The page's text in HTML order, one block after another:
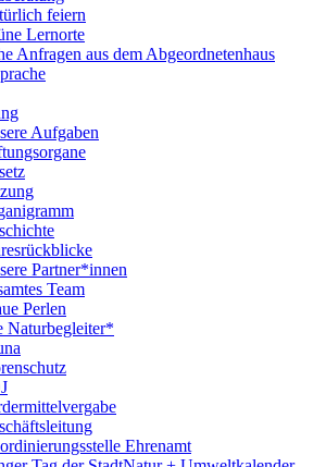
feiern
Lernorte
Anfragen aus dem Abgeordnetenhaus
Aufgaben
Partner*innen
Team
Perlen
Naturbegleiter*
Ehrenamt